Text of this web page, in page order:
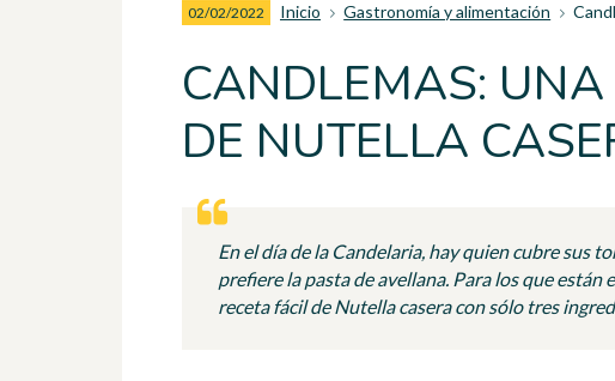
02/02/2022 Inicio Gastronomía y alimentación
CANDLEMAS: UNA
DE NUTELLA
En el día de la Candelaria, hay quien cubre sus
prefiere la pasta de avellana. Para los que están
receta fácil de Nutella casera con sólo tres